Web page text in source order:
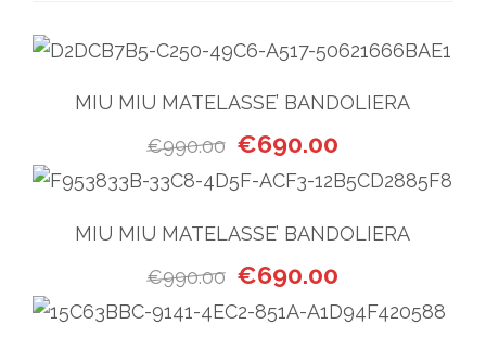
MIU MIU MATELASSE’ BANDOLIERA
€990.00 Il prezzo originale era:
€690.00Il prezzo
MIU MIU MATELASSE’ BANDOLIERA
€990.00 Il prezzo originale era:
€690.00